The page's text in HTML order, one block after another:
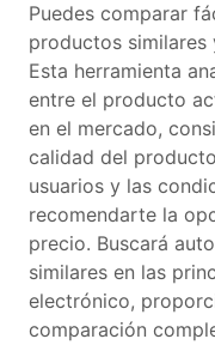
Puedes comparar
productos
Esta herramienta
entre el producto
en el mercado,
calidad del
usuarios y las
recomendarte la
precio. Buscará
similares en las
electrónico,
comparación